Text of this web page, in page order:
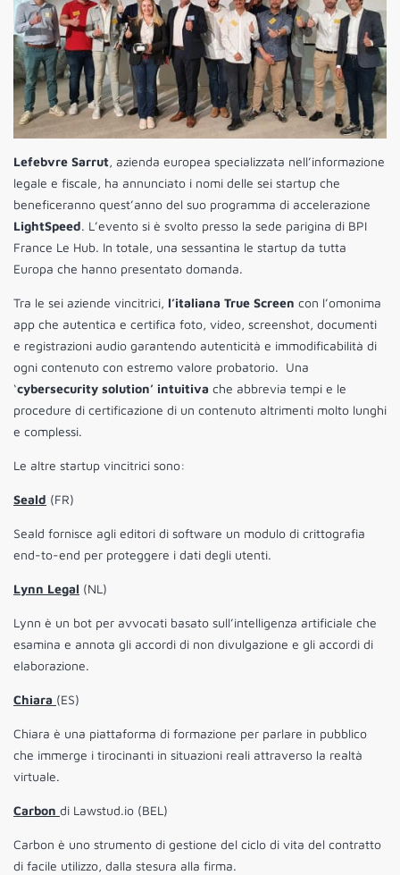
Lefebvre Sarrut, azienda europea specializzata nell’informazione
legale e fiscale, ha annunciato i nomi delle sei startup che
beneficeranno quest’anno del suo programma di accelerazione
LightSpeed. L’evento si è svolto presso la sede parigina di BPI
France Le Hub. In totale, una sessantina le startup da tutta
Europa che hanno presentato domanda.
Tra le sei aziende vincitrici, l’italiana True Screen con l’omonima
app che autentica e certifica foto, video, screenshot, documenti
e registrazioni audio garantendo autenticità e immodificabilità di
ogni contenuto con estremo valore probatorio. Una
‘cybersecurity solution’ intuitiva che abbrevia tempi e le
procedure di certificazione di un contenuto altrimenti molto lunghi
e complessi.
Le altre startup vincitrici sono:
Seald (FR)
Seald fornisce agli editori di software un modulo di crittografia
end-to-end per proteggere i dati degli utenti.
Lynn Legal (NL)
Lynn è un bot per avvocati basato sull’intelligenza artificiale che
esamina e annota gli accordi di non divulgazione e gli accordi di
elaborazione.
Chiara (ES)
Chiara è una piattaforma di formazione per parlare in pubblico
che immerge i tirocinanti in situazioni reali attraverso la realtà
virtuale.
Carbon di Lawstud.io (BEL)
Carbon è uno strumento di gestione del ciclo di vita del contratto
di facile utilizzo, dalla stesura alla firma.